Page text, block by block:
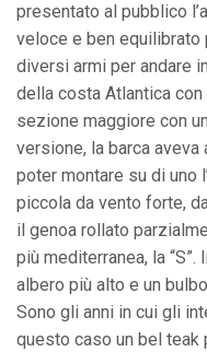
presentato al pubblico
veloce e ben equilibrato
diversi armi per andare
della costa Atlantica
sezione maggiore con
versione, la barca
poter montare su di uno
piccola da vento forte,
il genoa rollato
più mediterranea, la
albero più alto e un
Sono gli anni in cui gli
questo caso un bel teak